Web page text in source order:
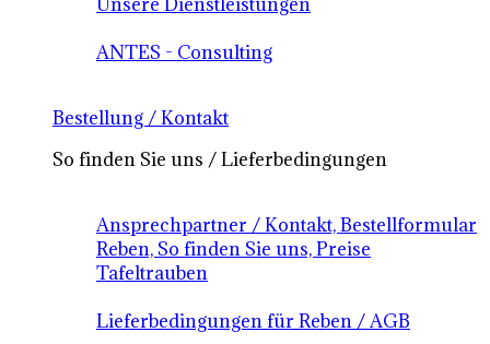
ANTES - Consulting
Bestellung / Kontakt
So finden Sie uns / Lieferbedingungen
Ansprechpartner / Kontakt, Bestellformular
Reben, So finden Sie uns, Preise
Tafeltrauben
Lieferbedingungen für Reben / AGB